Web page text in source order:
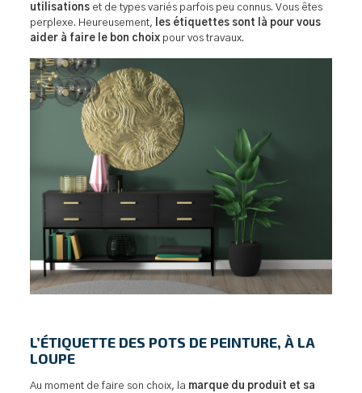
utilisationset de types variés parfois peu connus. Vous êtes
perplexe. Heureusement, les étiquettes sont là pour vous
aider à faire le bon choix pour vos travaux.
L’ÉTIQUETTE DES POTS DE PEINTURE, À LA
LOUPE
Au moment de faire son choix, la marque du produit et sa